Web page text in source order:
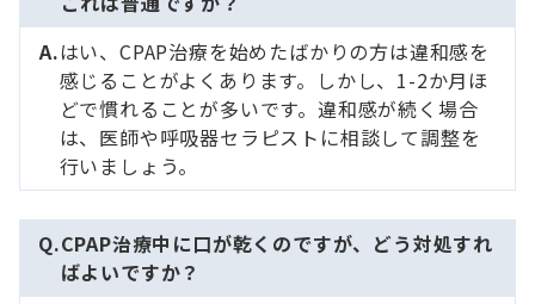
はい、CPAP治療を始めたばかりの方は違和感を
感じることがよくあります。しかし、1-2か月ほ
どで慣れることが多いです。違和感が続く場合
は、医師や呼吸器セラピストに相談して調整を
行いましょう。
CPAP治療中に口が乾くのですが、どう対処すれ
ばよいですか？